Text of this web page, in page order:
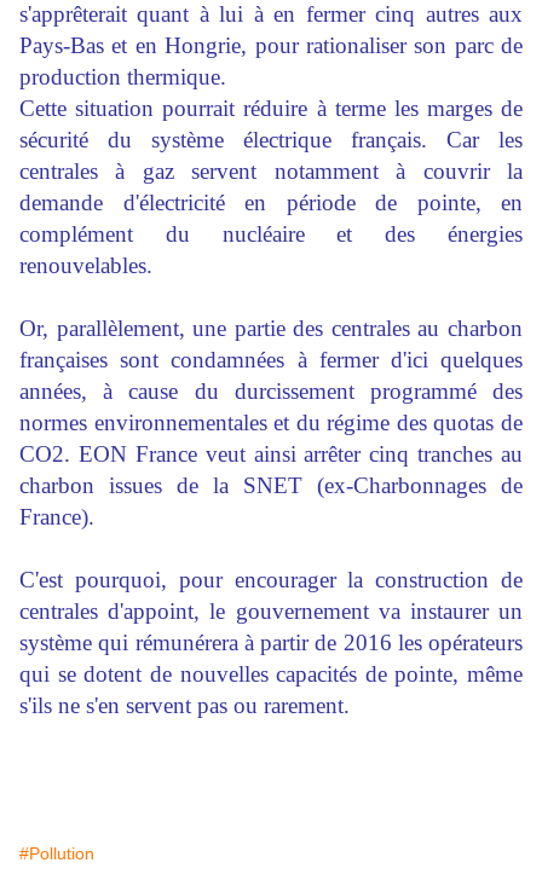
s'apprêterait quant à lui à en fermer cinq autres aux
Pays-Bas et en Hongrie, pour rationaliser son parc de
production thermique.
Cette situation pourrait réduire à terme les marges de
sécurité du système électrique français. Car les
centrales à gaz servent notamment à couvrir la
demande d'électricité en période de pointe, en
complément du nucléaire et des énergies
renouvelables.
Or, parallèlement, une partie des centrales au charbon
françaises sont condamnées à fermer d'ici quelques
années, à cause du durcissement programmé des
normes environnementales et du régime des quotas de
CO2. EON France veut ainsi arrêter cinq tranches au
charbon issues de la SNET (ex-Charbonnages de
France).
C'est pourquoi, pour encourager la construction de
centrales d'appoint, le gouvernement va instaurer un
système qui rémunérera à partir de 2016 les opérateurs
qui se dotent de nouvelles capacités de pointe, même
s'ils ne s'en servent pas ou rarement.
#Pollution